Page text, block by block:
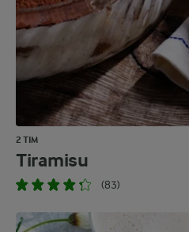
2 TIM
Tiramisu
(83)